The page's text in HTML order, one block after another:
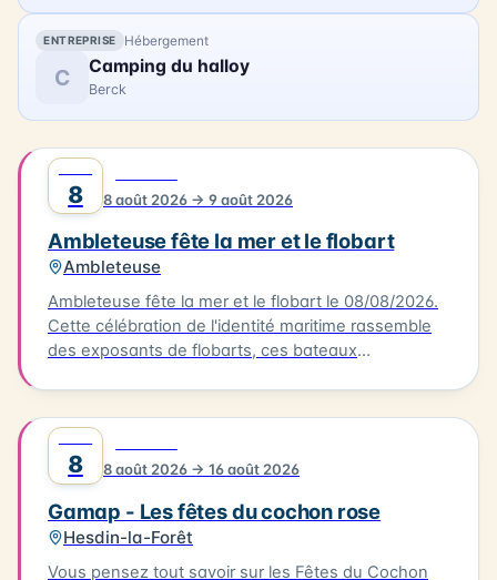
ENTREPRISE Hébergement
C Camping du halloy
Berck
8 8 août 2026 → 9 août 2026
Ambleteuse fête la mer et le flobart
Ambleteuse
Ambleteuse fête la mer et le flobart le 08/08/2026.
Cette célébration de l'identité maritime rassemble
des exposants de flobarts, ces bateaux
publics. Vous pourrez également déguster des plats
à base de produits de la mer, préparés par des
restaurateurs locaux. L'événement se déroule à
8 8 août 2026 → 16 août 2026
Gamap - Les fêtes du cochon rose
Hesdin-la-Forêt
Vous pensez tout savoir sur les Fêtes du Cochon